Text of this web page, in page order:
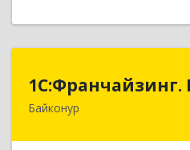
Байконур468320, Байконур